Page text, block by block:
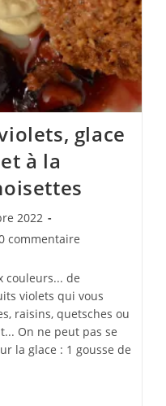
glace
à la
2022
:
commentaire
couleurs... de
violets qui vous
raisins, quetsches ou
On ne peut pas se
la glace : 1 gousse de